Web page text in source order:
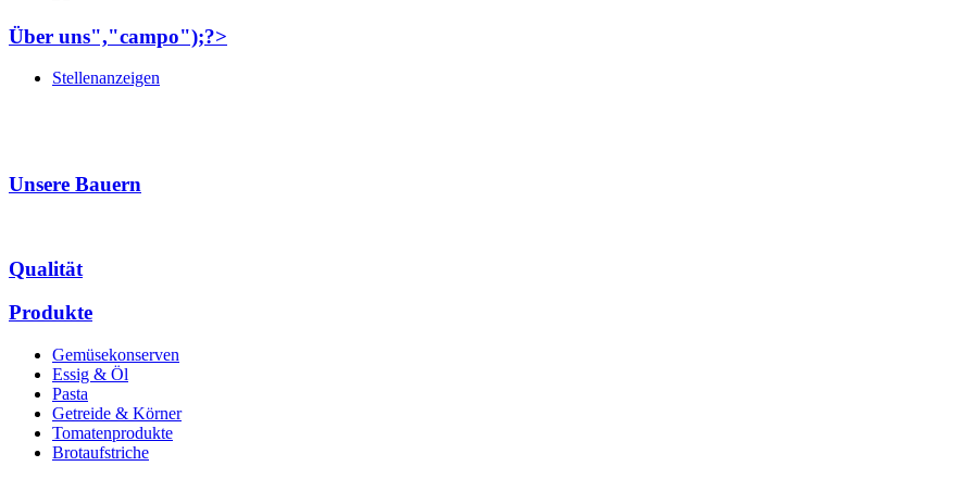
Über uns","campo");?>
Stellenanzeigen
Unsere Bauern
Qualität
Produkte
Gemüsekonserven
Essig & Öl
Pasta
Getreide & Körner
Tomatenprodukte
Brotaufstriche